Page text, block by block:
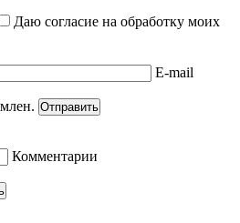
Даю согласие на обработку моих
E-mail
Отправить
Комментарии